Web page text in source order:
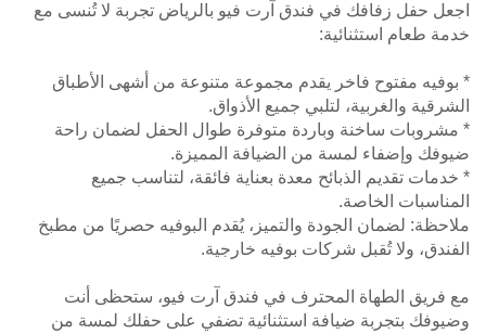
اجعل حفل زفافك في فندق آرت فيو بالرياض تجربة لا تُنسى مع
خدمة طعام استثنائية:
* بوفيه مفتوح فاخر يقدم مجموعة متنوعة من أشهى الأطباق
الشرقية والغربية، لتلبي جميع الأذواق.
* مشروبات ساخنة وباردة متوفرة طوال الحفل لضمان راحة
ضيوفك وإضفاء لمسة من الضيافة المميزة.
* خدمات تقديم الذبائح معدة بعناية فائقة، لتناسب جميع
المناسبات الخاصة.
ملاحظة: لضمان الجودة والتميز، يُقدم البوفيه حصريًا من مطبخ
الفندق، ولا تُقبل شركات بوفيه خارجية.
مع فريق الطهاة المحترف في فندق آرت فيو، ستحظى أنت
وضيوفك بتجربة ضيافة استثنائية تضفي على حفلك لمسة من